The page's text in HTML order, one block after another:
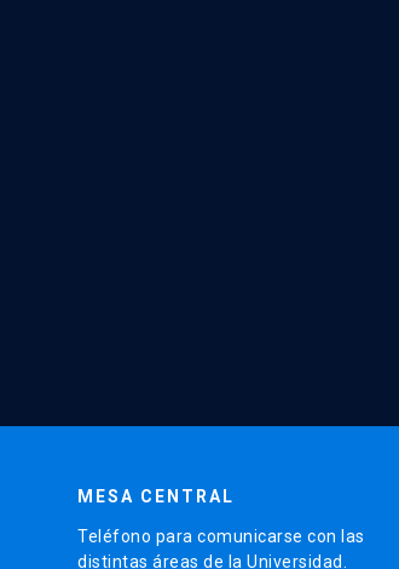
MESA CENTRAL
Teléfono para comunicarse con las
distintas áreas de la Universidad.